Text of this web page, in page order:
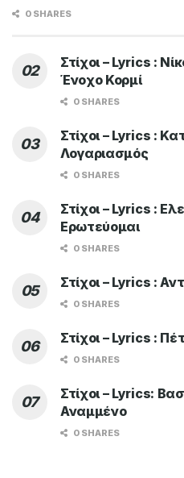
0 SHARES
Στίχοι – Lyrics :
Ένοχο Κορμί
0 SHARES
Στίχοι – Lyrics :
Λογαριασμός
0 SHARES
Στίχοι – Lyrics :
Ερωτεύομαι
0 SHARES
Στίχοι – Lyrics :
0 SHARES
Στίχοι – Lyrics :
0 SHARES
Στίχοι – Lyrics:
Αναμμένο
0 SHARES